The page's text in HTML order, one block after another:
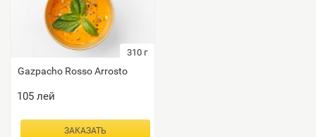
310 г
Gazpacho Rosso Arrosto
105лей
ЗАКАЗАТЬ